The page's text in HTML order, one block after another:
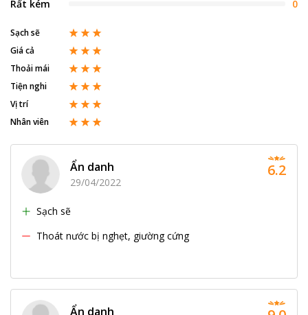
Rất kém 0
Sạch sẽ
Giá cả
Thoải mái
Tiện nghi
Vị trí
Nhân viên
Ẩn danh
29/04/2022
Sạch sẽ
Thoát nước bị nghẹt, giường cứng
6.2
Ẩn danh